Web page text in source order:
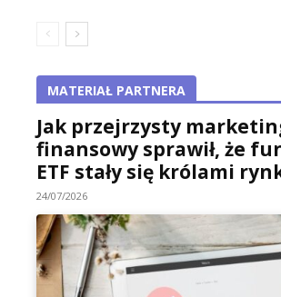
MATERIAŁ PARTNERA
Jak przejrzysty
finansowy sprawił, że
ETF stały się królami
24/07/2026